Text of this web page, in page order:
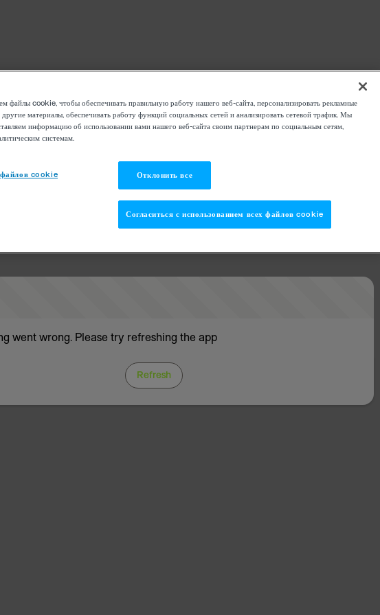
went wrong. Please try refreshing the app
Refresh
файлы cookie, чтобы обеспечивать правильную работу нашего веб-сайта, персонализировать рекламные
другие материалы, обеспечивать работу функций социальных сетей и анализировать сетевой трафик. Мы
информацию об использовании вами нашего веб-сайта своим партнерам по социальным сетям,
системам.
cookie Отклонить все
Согласиться с использованием всех файлов cookie